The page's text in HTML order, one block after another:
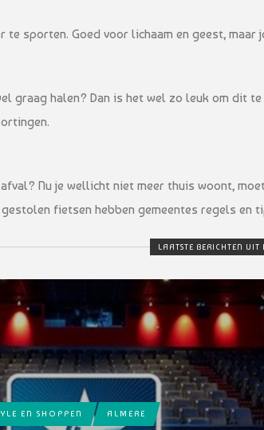
sporten. Goed voor lichaam en geest, maar
graag halen? Dan is het wel zo leuk om dit
Nu je wellicht niet meer thuis woont,
fietsen hebben gemeentes regels en
LAATSTE BERICHTEN UIT
EN SHOPPEN ALMERE